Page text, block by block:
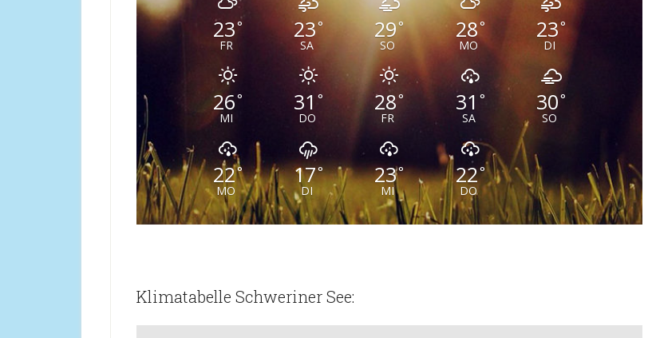
23°
FR
23°
SA
29°
SO
28°
MO
23°
DI
26°
MI
31 °
DO
28°
FR
31 °
SA
30°
SO
22°
MO
17°
DI
23°
MI
22°
DO
Klimatabelle Schweriner See: